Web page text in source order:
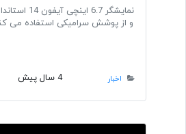
و از پوشش سرامیکی استفاده می
اخبار 4 سال پیش